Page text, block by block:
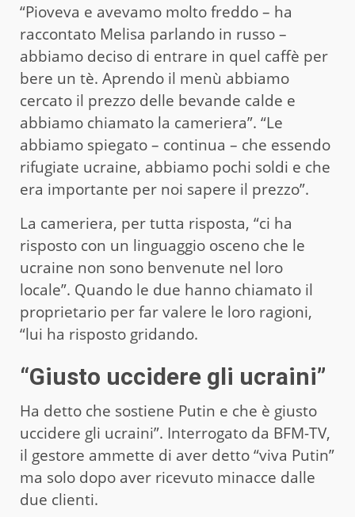
“Pioveva e avevamo molto freddo – ha
raccontato Melisa parlando in russo –
abbiamo deciso di entrare in quel caffè per
bere un tè. Aprendo il menù abbiamo
cercato il prezzo delle bevande calde e
abbiamo chiamato la cameriera”. “Le
abbiamo spiegato – continua – che essendo
rifugiate ucraine, abbiamo pochi soldi e che
era importante per noi sapere il prezzo”.
La cameriera, per tutta risposta, “ci ha
risposto con un linguaggio osceno che le
ucraine non sono benvenute nel loro
locale”. Quando le due hanno chiamato il
proprietario per far valere le loro ragioni,
“lui ha risposto gridando.
“Giusto uccidere gli ucraini”
Ha detto che sostiene Putin e che è giusto
uccidere gli ucraini”. Interrogato da BFM-TV,
il gestore ammette di aver detto “viva Putin”
ma solo dopo aver ricevuto minacce dalle
due clienti.